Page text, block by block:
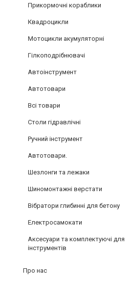
Прикормочні кораблики
Квадроцикли
Мотоцикли акумуляторні
Гілкоподрібнювачі
Автоінструмент
Автотовари
Всі товари
Столи гідравлічні
Ручний інструмент
Автотовари.
Шезлонги та лежаки
Шиномонтажні верстати
Вібратори глибинні для бетону
Електросамокати
Аксесуари та комплектуючі для
інструментів
Про нас